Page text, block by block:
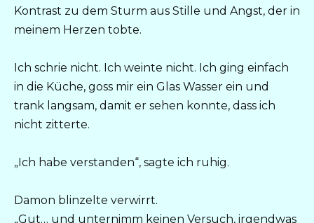
Kontrast zu dem Sturm aus Stille und Angst, der in
meinem Herzen tobte.
Ich schrie nicht. Ich weinte nicht. Ich ging einfach
in die Küche, goss mir ein Glas Wasser ein und
trank langsam, damit er sehen konnte, dass ich
nicht zitterte.
„Ich habe verstanden“, sagte ich ruhig.
Damon blinzelte verwirrt.
„Gut… und unternimm keinen Versuch, irgendwas